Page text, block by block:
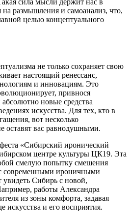
размышления и самоанализ, что,
целью концептуального
не только сохраняет свою
настоящий ренессанс,
и инновациям. Это
привнося
новые средства
искусства. Для тех, кто в
вот несколько
оставят вас равнодушными.
«Сибирский иронический
центре культуры ЦК19. Эта
смелую попытку смешения
современными ироничными
увидеть Сибирь с новой,
работы Александра
из зоны комфорта, задавая
искусства и его восприятия.